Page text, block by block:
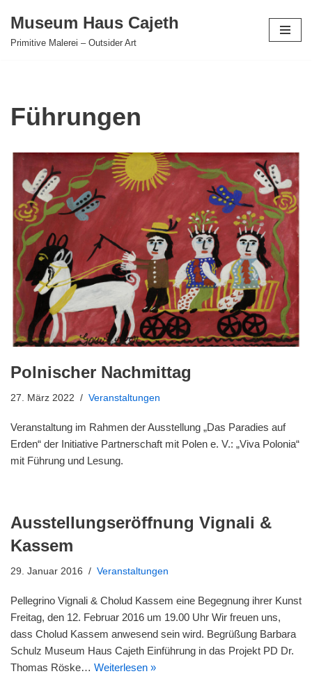
Zum
Museum Haus Cajeth
Primitive Malerei – Outsider Art
Führungen
Polnischer Nachmittag
27. März 2022 Veranstaltungen
Veranstaltung im Rahmen der Ausstellung „Das Paradies auf
Erden“ der Initiative Partnerschaft mit Polen e. V.: „Viva Polonia“
mit Führung und Lesung.
Ausstellungseröffnung Vignali &
Kassem
29. Januar 2016 Veranstaltungen
Pellegrino Vignali & Cholud Kassem eine Begegnung ihrer Kunst
Freitag, den 12. Februar 2016 um 19.00 Uhr Wir freuen uns,
dass Cholud Kassem anwesend sein wird. Begrüßung Barbara
Schulz Museum Haus Cajeth Einführung in das Projekt PD Dr.
Thomas Röske… Weiterlesen »